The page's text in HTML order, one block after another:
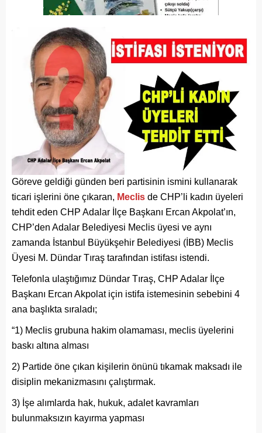
Göreve geldiği günden beri partisinin ismini kullanarak
ticari işlerini öne çıkaran, Meclis de CHP’li kadın üyeleri
tehdit eden CHP Adalar İlçe Başkanı Ercan Akpolat’ın,
CHP’den Adalar Belediyesi Meclis üyesi ve aynı
zamanda İstanbul Büyükşehir Belediyesi (İBB) Meclis
Üyesi M. Dündar Tıraş tarafından istifası istendi.
Telefonla ulaştığımız Dündar Tıraş, CHP Adalar İlçe
Başkanı Ercan Akpolat için istifa istemesinin sebebini 4
ana başlıkta sıraladı;
“1) Meclis grubuna hakim olamaması, meclis üyelerini
baskı altına alması
2) Partide öne çıkan kişilerin önünü tıkamak maksadı ile
disiplin mekanizmasını çalıştırmak.
3) İşe alımlarda hak, hukuk, adalet kavramları
bulunmaksızın kayırma yapması